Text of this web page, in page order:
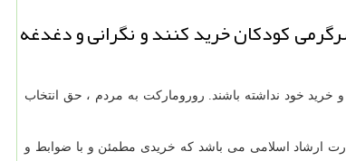
كودكان خرید كنند و نگرانی و دغدغه
خود نداشته باشند. رورومارکت به مردم ، حق انتخاب
ارشاد اسلامی می باشد که خریدی مطمئن و با ضوابط و